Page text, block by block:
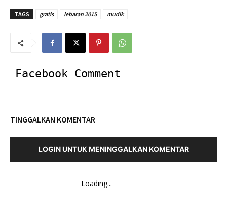
TAGS gratis lebaran 2015 mudik
Facebook Comment
TINGGALKAN KOMENTAR
LOGIN UNTUK MENINGGALKAN KOMENTAR
Loading...